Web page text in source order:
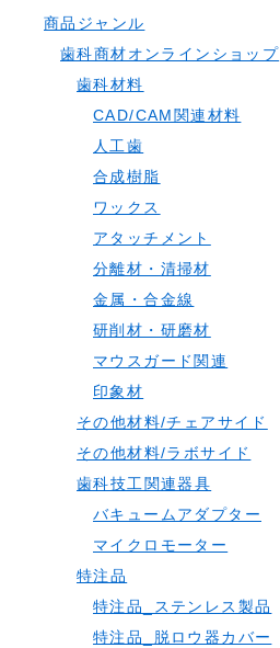
商品ジャンル
歯科商材オンラインショップ
歯科材料
CAD/CAM関連材料
人工歯
合成樹脂
ワックス
アタッチメント
分離材・清掃材
金属・合金線
研削材・研磨材
マウスガード関連
印象材
その他材料/チェアサイド
その他材料/ラボサイド
歯科技工関連器具
バキュームアダプター
マイクロモーター
特注品
特注品_ステンレス製品
特注品_脱ロウ器カバー